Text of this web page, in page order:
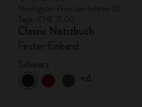
Classic Notizbuch
Fester Einband
+4